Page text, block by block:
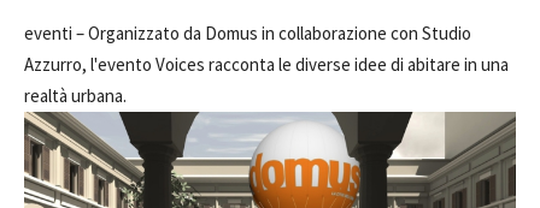
eventi –Organizzato da Domus in collaborazione con Studio
Azzurro, l'evento Voices racconta le diverse idee di abitare in una
realtà urbana.